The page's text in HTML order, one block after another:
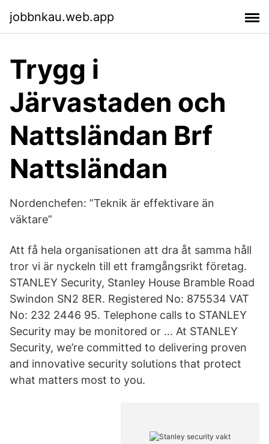
jobbnkau.web.app
Trygg i
Järvastaden och
Nattsländan Brf
Nattsländan
Nordenchefen: ”Teknik är effektivare än
väktare”
Att få hela organisationen att dra åt samma håll
tror vi är nyckeln till ett framgångsrikt företag.
STANLEY Security, Stanley House Bramble Road
Swindon SN2 8ER. Registered No: 875534 VAT
No: 232 2446 95. Telephone calls to STANLEY
Security may be monitored or … At STANLEY
Security, we’re committed to delivering proven
and innovative security solutions that protect
what matters most to you.